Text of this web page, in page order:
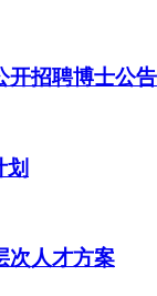
开招聘博士公告
次人才方案